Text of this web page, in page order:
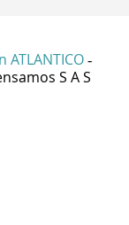
ATLANTICO -
S A S